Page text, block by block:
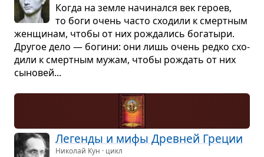
Когда на земле начи­нался век героев,
то боги очень часто схо­дили к смерт­ным
жен­щи­нам, чтобы от них рожда­лись бога­тыри.
Дру­гое дело — богини: они лишь очень редко схо­
дили к смерт­ным мужам, чтобы рождать от них
сыно­вей...
Легенды и мифы Древ­ней Гре­ции
Николай Кун · цикл